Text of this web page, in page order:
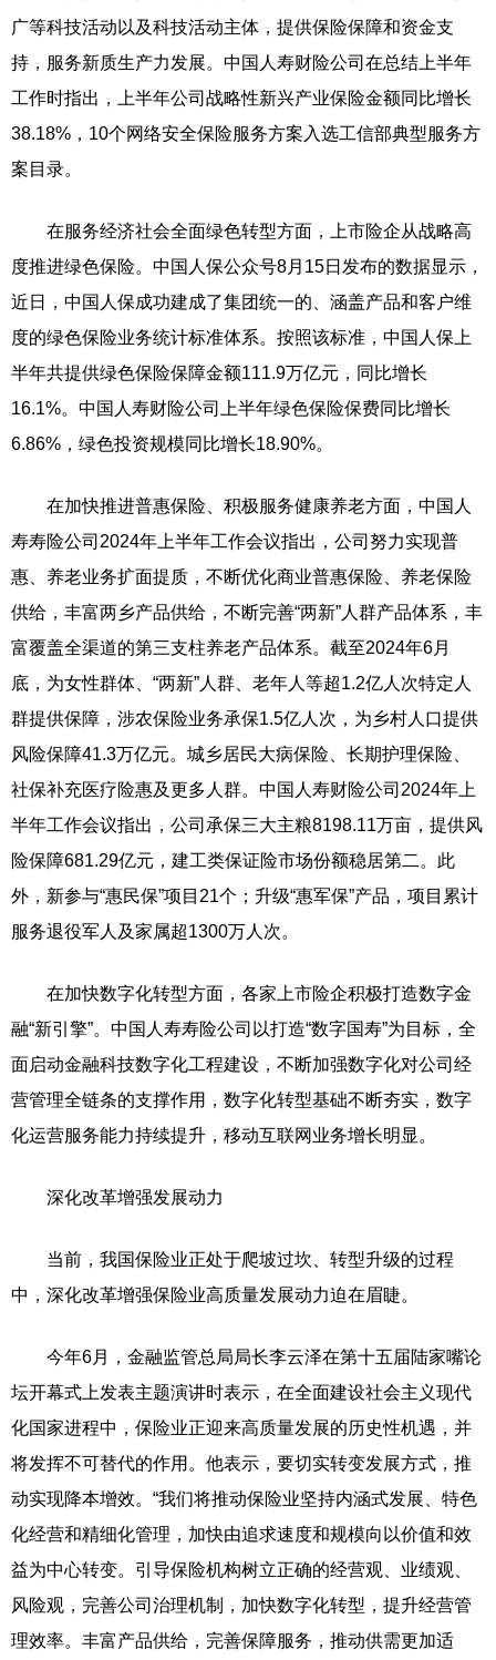
广等科技活动以及科技活动主体，提供保险保障和资金支
持，服务新质生产力发展。中国人寿财险公司在总结上半年
工作时指出，上半年公司战略性新兴产业保险金额同比增长
38.18%，10个网络安全保险服务方案入选工信部典型服务方
案目录。
在服务经济社会全面绿色转型方面，上市险企从战略高
度推进绿色保险。中国人保公众号8月15日发布的数据显示，
近日，中国人保成功建成了集团统一的、涵盖产品和客户维
度的绿色保险业务统计标准体系。按照该标准，中国人保上
半年共提供绿色保险保障金额111.9万亿元，同比增长
16.1%。中国人寿财险公司上半年绿色保险保费同比增长
6.86%，绿色投资规模同比增长18.90%。
在加快推进普惠保险、积极服务健康养老方面，中国人
寿寿险公司2024年上半年工作会议指出，公司努力实现普
惠、养老业务扩面提质，不断优化商业普惠保险、养老保险
供给，丰富两乡产品供给，不断完善“两新”人群产品体系，丰
富覆盖全渠道的第三支柱养老产品体系。截至2024年6月
底，为女性群体、“两新”人群、老年人等超1.2亿人次特定人
群提供保障，涉农保险业务承保1.5亿人次，为乡村人口提供
风险保障41.3万亿元。城乡居民大病保险、长期护理保险、
社保补充医疗险惠及更多人群。中国人寿财险公司2024年上
半年工作会议指出，公司承保三大主粮8198.11万亩，提供风
险保障681.29亿元，建工类保证险市场份额稳居第二。此
外，新参与“惠民保”项目21个；升级“惠军保”产品，项目累计
服务退役军人及家属超1300万人次。
在加快数字化转型方面，各家上市险企积极打造数字金
融“新引擎”。中国人寿寿险公司以打造“数字国寿”为目标，全
面启动金融科技数字化工程建设，不断加强数字化对公司经
营管理全链条的支撑作用，数字化转型基础不断夯实，数字
化运营服务能力持续提升，移动互联网业务增长明显。
深化改革增强发展动力
当前，我国保险业正处于爬坡过坎、转型升级的过程
中，深化改革增强保险业高质量发展动力迫在眉睫。
今年6月，金融监管总局局长李云泽在第十五届陆家嘴论
坛开幕式上发表主题演讲时表示，在全面建设社会主义现代
化国家进程中，保险业正迎来高质量发展的历史性机遇，并
将发挥不可替代的作用。他表示，要切实转变发展方式，推
动实现降本增效。“我们将推动保险业坚持内涵式发展、特色
化经营和精细化管理，加快由追求速度和规模向以价值和效
益为中心转变。引导保险机构树立正确的经营观、业绩观、
风险观，完善公司治理机制，加快数字化转型，提升经营管
理效率。丰富产品供给，完善保障服务，推动供需更加适